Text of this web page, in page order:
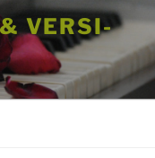
VERSI-